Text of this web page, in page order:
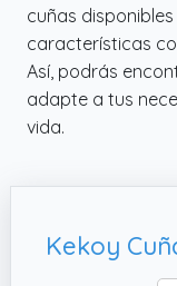
cuñas
características
Así, podrás
adapte a tus
vida.